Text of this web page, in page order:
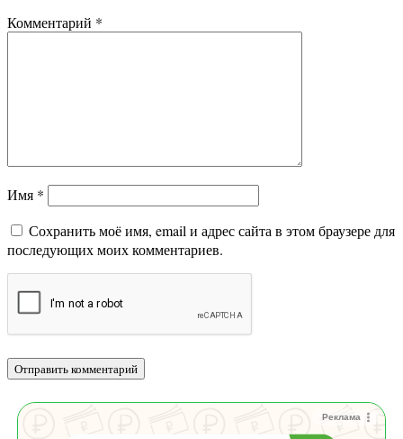
Комментарий *
Имя *
Сохранить моё имя, email и адрес сайта в этом браузере для
последующих моих комментариев.